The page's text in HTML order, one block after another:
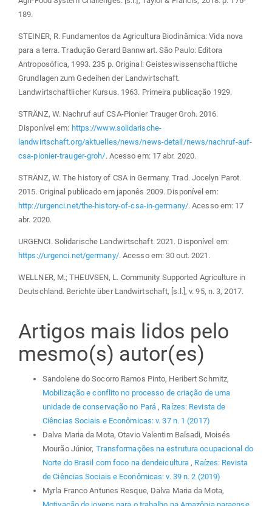
189.
STEINER, R. Fundamentos da Agricultura Biodinâmica: Vida nova
para a terra. Tradução Gerard Bannwart. São Paulo: Editora
Antroposófica, 1993. 235 p. Original: Geisteswissenschaftliche
Grundlagen zum Gedeihen der Landwirtschaft.
Landwirtschaftlicher Kursus. 1963. Primeira publicação 1929.
STRÄNZ, W. Nachruf auf CSA-Pionier Trauger Groh. 2016.
Disponível em: https://www.solidarische-
landwirtschaft.org/aktuelles/news/news-detail/news/nachruf-auf-
csa-pionier-trauger-groh/. Acesso em: 17 abr. 2020.
STRÄNZ, W. The history of CSA in Germany. Trad. Jocelyn Parot.
2015. Original publicado em japonês 2009. Disponível em:
http://urgenci.net/the-history-of-csa-in-germany/. Acesso em: 17
abr. 2020.
URGENCI. Solidarische Landwirtschaft. 2021. Disponível em:
https://urgenci.net/germany/. Acesso em: 30 out. 2021.
WELLNER, M.; THEUVSEN, L. Community Supported Agriculture in
Deutschland. Berichte über Landwirtschaft, [s.l.], v. 95, n. 3, 2017.
Artigos mais lidos pelo
mesmo(s) autor(es)
Sandolene do Socorro Ramos Pinto, Heribert Schmitz,
Mobilização e conflito no processo de criação de uma
unidade de conservação no Pará, Raízes: Revista de
Ciências Sociais e Econômicas: v. 37 n. 1 (2017)
Dalva Maria da Mota, Otavio Valentim Balsadi, Moisés
Mourão Júnior, Transformações na estrutura ocupacional do
Norte do Brasil com foco na dendeicultura, Raízes: Revista
de Ciências Sociais e Econômicas: v. 39 n. 2 (2019)
Myrla Franco Antunes Resque, Dalva Maria da Mota,